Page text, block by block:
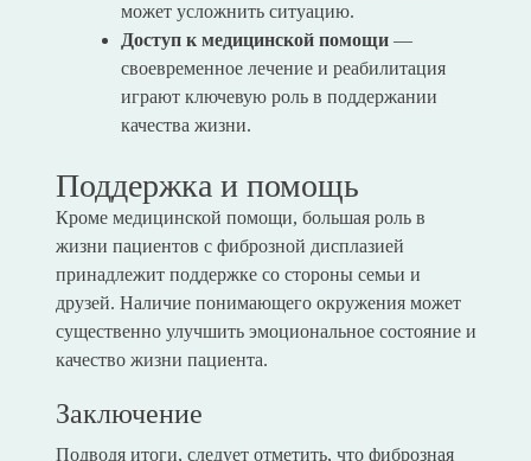
может усложнить ситуацию.
Доступ к медицинской помощи—
своевременное лечение и реабилитация
играют ключевую роль в поддержании
качества жизни.
Поддержка и помощь
Кроме медицинской помощи, большая роль в
жизни пациентов с фиброзной дисплазией
принадлежит поддержке со стороны семьи и
друзей. Наличие понимающего окружения может
существенно улучшить эмоциональное состояние и
качество жизни пациента.
Заключение
Подводя итоги, следует отметить, что фиброзная